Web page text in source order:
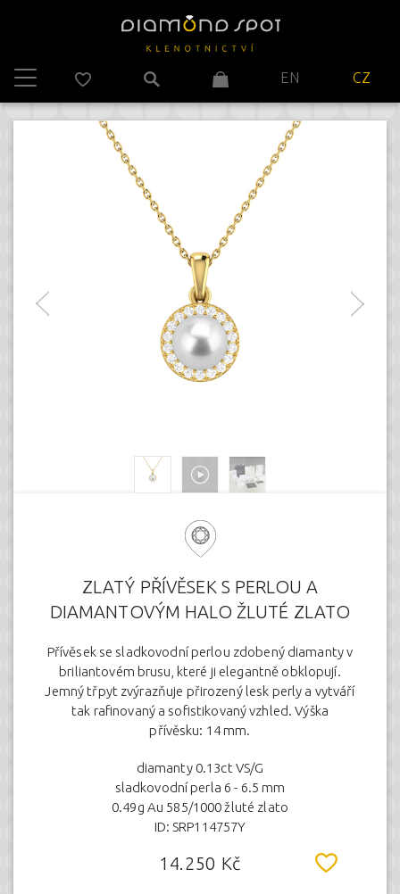
EN CZ
ZLATÝ PŘÍVĚSEK S PERLOU A
DIAMANTOVÝM HALO ŽLUTÉ ZLATO
Přívěsek se sladkovodní perlou zdobený diamanty v
briliantovém brusu, které ji elegantně obklopují.
Jemný třpyt zvýrazňuje přirozený lesk perly a vytváří
tak rafinovaný a sofistikovaný vzhled. Výška
přívěsku: 14 mm.
diamanty 0.13ct VS/G
sladkovodní perla 6 - 6.5 mm
0.49g Au 585/1000 žluté zlato
ID: SRP114757Y
14.250 Kč